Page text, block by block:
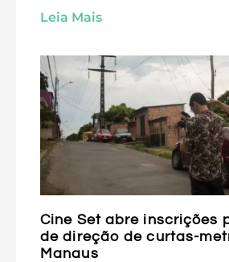
Leia Mais
Cine Set abre inscrições
de direção de curtas-
Manaus